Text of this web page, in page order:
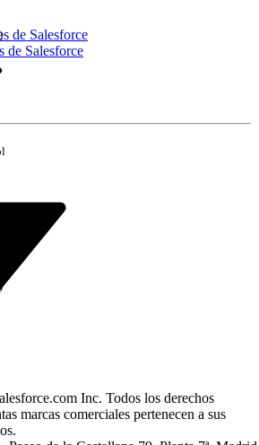
hay resultados
de Salesforce
de Salesforce
Inc. Todos los derechos
marcas comerciales pertenecen a sus